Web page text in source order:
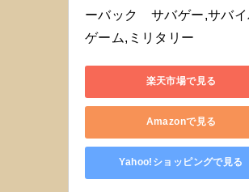
ーバック　サバゲー,サバ
ゲーム,ミリタリー
楽天市場で見る
Amazonで見る
Yahoo!ショッピングで見る